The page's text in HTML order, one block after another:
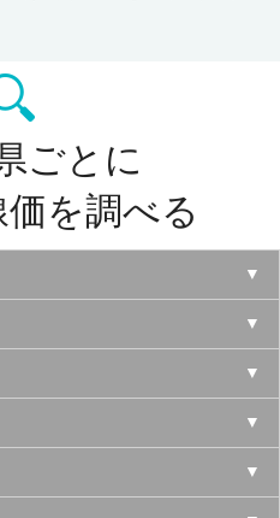
ごとに
を調べる